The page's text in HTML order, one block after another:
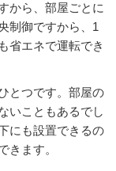
から、部屋ごとに
制御ですから、1
省エネで運転でき
とつです。部屋の
いこともあるでし
にも設置できるの
きます。